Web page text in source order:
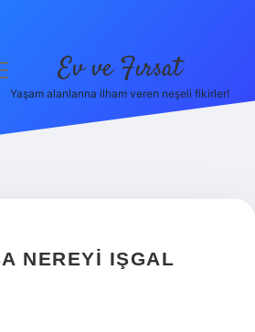
Ev ve Fırsat
Yaşam alanlarına ilham veren neşeli fikirler!
NEREYI IŞGAL